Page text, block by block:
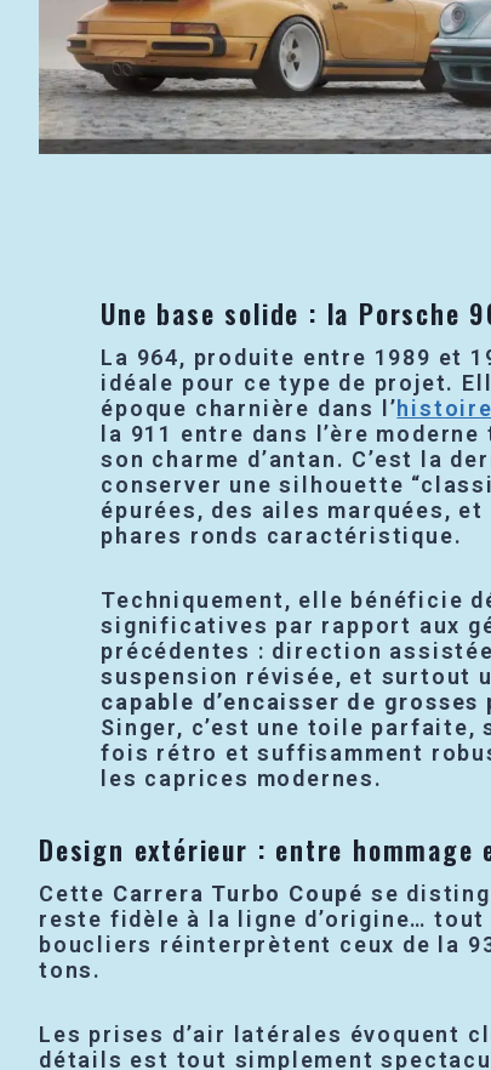
Une base solide : la Porsche
La 964, produite entre 1989 et
idéale pour ce type de projet.
époque charnière dans l’
la 911 entre dans l’ère
son charme d’antan. C’est la
conserver une silhouette
épurées, des ailes marquées, et
phares ronds caractéristique.
Techniquement, elle bénéficie
significatives par rapport aux
précédentes : direction
suspension révisée, et surtout
capable d’encaisser de grosses
Singer, c’est une toile parfaite,
fois rétro et suffisamment
les caprices modernes.
Design extérieur : entre hommage
Cette Carrera Turbo Coupé se
reste fidèle à la ligne d’origine…
boucliers réinterprètent ceux de la
tons.
Les prises d’air latérales évoquent
détails est tout simplement